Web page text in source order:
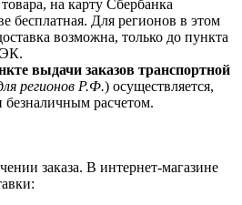
на карту Сбербанка
бесплатная. Для регионов в этом
возможна, только до пункта
выдачи заказов транспортной
регионов Р.Ф.) осуществляется,
расчетом.
заказа. В интернет-магазине